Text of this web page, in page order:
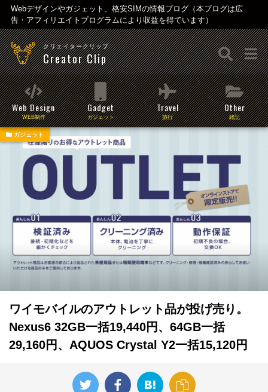
Webデザインやガジェット、格安SIMの情報ブログ（本ブログは広
告・アフィリエイトプログラムにより収益を得ています）
クリエイタークリップ
Creator Clip
Web Design
WEB制作
Gadget
ガジェット
Travel
旅行
Other
雑記
ガジェット
ワイモバイルのアウトレット品が投げ売り。
Nexus6 32GB一括19,440円、64GB一括
29,160円、AQUOS Crystal Y2一括15,120円